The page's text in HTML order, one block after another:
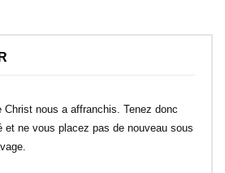
Christ nous a affranchis. Tenez donc
et ne vous placez pas de nouveau sous